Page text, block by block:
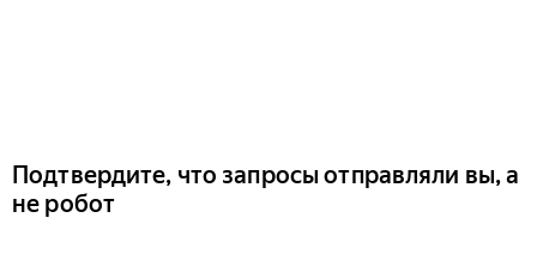
Подтвердите, что запросы отправляли вы, а
не робот